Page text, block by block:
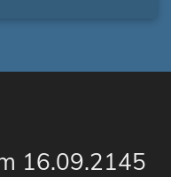
16.09.2145